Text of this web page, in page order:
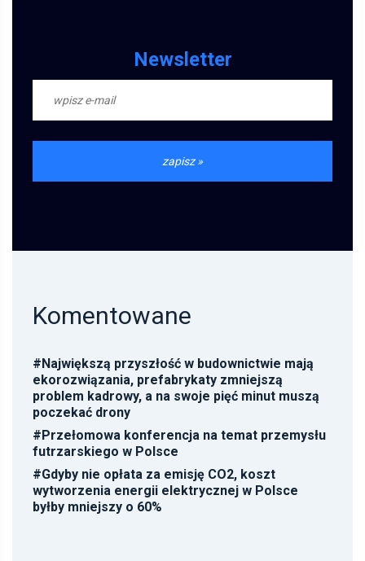
Newsletter
Komentowane
#Największą przyszłość w budownictwie mają
ekorozwiązania, prefabrykaty zmniejszą
problem kadrowy, a na swoje pięć minut muszą
poczekać drony
#Przełomowa konferencja na temat przemysłu
futrzarskiego w Polsce
#Gdyby nie opłata za emisję CO2, koszt
wytworzenia energii elektrycznej w Polsce
byłby mniejszy o 60%